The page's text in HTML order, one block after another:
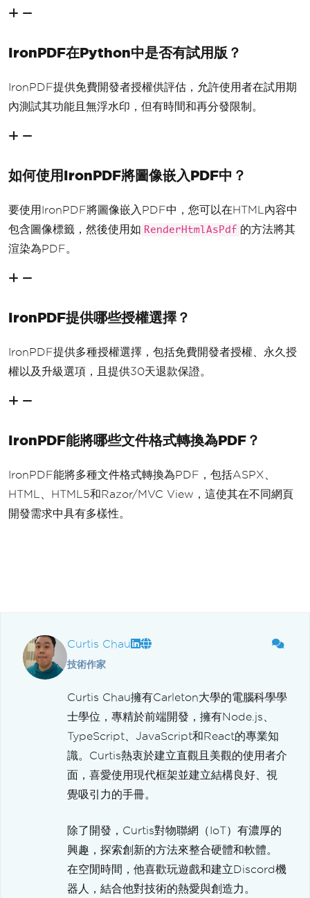
IronPDF在Python中是否有試用版？
IronPDF提供免費開發者授權供評估，允許使用者在試用期
內測試其功能且無浮水印，但有時間和再分發限制。
如何使用IronPDF將圖像嵌入PDF中？
要使用IronPDF將圖像嵌入PDF中，您可以在HTML內容中
包含圖像標籤，然後使用如 RenderHtmlAsPdf 的方法將其
渲染為PDF。
IronPDF提供哪些授權選擇？
IronPDF提供多種授權選擇，包括免費開發者授權、永久授
權以及升級選項，且提供30天退款保證。
IronPDF能將哪些文件格式轉換為PDF？
IronPDF能將多種文件格式轉換為PDF，包括ASPX、
HTML、HTML5和Razor/MVC View，這使其在不同網頁
開發需求中具有多樣性。
Curtis Chau
技術作家
Curtis Chau擁有Carleton大學的電腦科學學
士學位，專精於前端開發，擁有Node.js、
TypeScript、JavaScript和React的專業知
識。Curtis熱衷於建立直觀且美觀的使用者介
面，喜愛使用現代框架並建立結構良好、視
覺吸引力的手冊。
除了開發，Curtis對物聯網（IoT）有濃厚的
興趣，探索創新的方法來整合硬體和軟體。
在空閒時間，他喜歡玩遊戲和建立Discord機
器人，結合他對技術的熱愛與創造力。